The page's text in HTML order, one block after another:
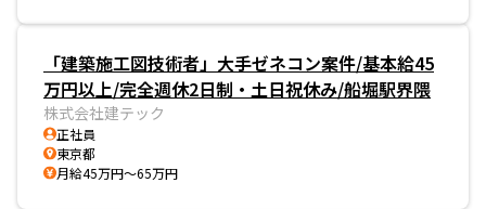
「建築施工図技術者」大手ゼネコン案件/基本給45
万円以上/完全週休2日制・土日祝休み/船堀駅界隈
株式会社建テック
正社員
東京都
月給45万円～65万円